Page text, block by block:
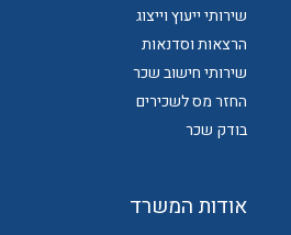
שירותי ייעוץ וייצוג
הרצאות וסדנאות
שירותי חישוב שכר
החזר מס לשכירים
בודק שכר
אודות המשרד